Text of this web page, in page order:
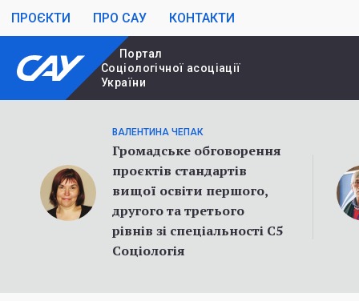
ПРОЄКТИ ПРО САУ КОНТАКТИ
Портал
Cоціологічної асоціації
України
ВАЛЕНТИНА ЧЕПАК
Громадське обговорення
проєктів стандартів
вищої освіти першого,
другого та третього
рівнів зі спеціальності С5
Соціологія